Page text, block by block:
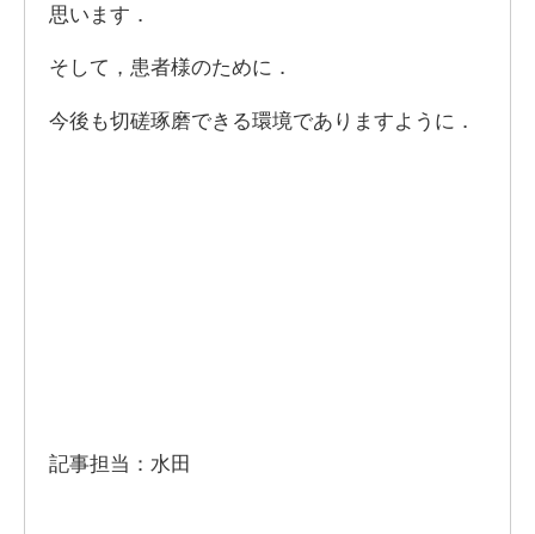
思います．
そして，患者様のために．
今後も切磋琢磨できる環境でありますように．
記事担当：水田